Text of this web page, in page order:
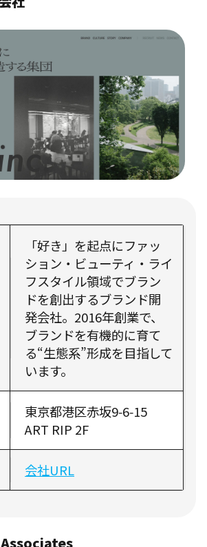
「好き」を起点にファッ
ション・ビューティ・ライ
フスタイル領域でブラン
ドを創出するブランド開
発会社。2016年創業で、
ブランドを有機的に育て
る“生態系”形成を目指して
います。
東京都港区赤坂9‑6‑15
ART RIP 2F
会社URL